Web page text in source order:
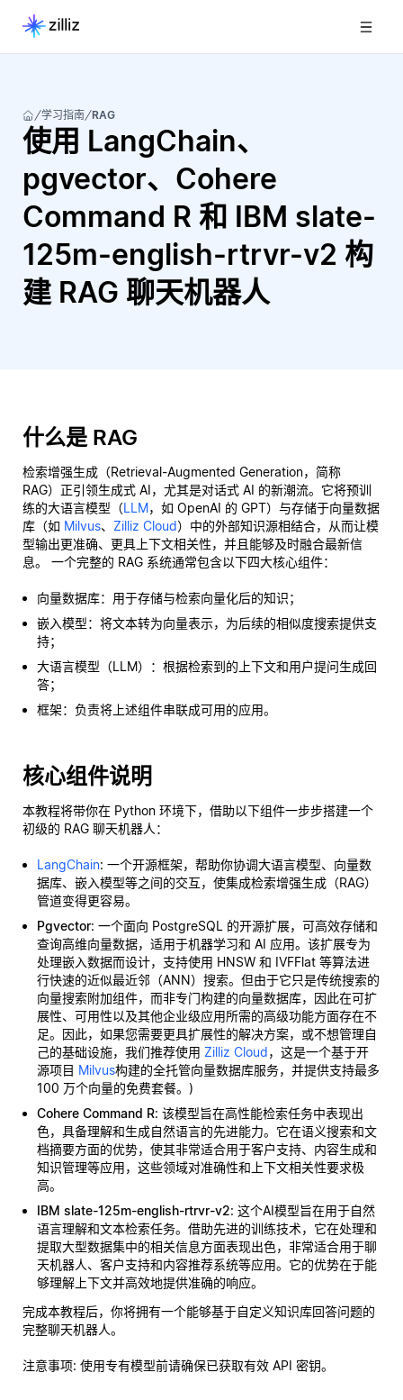
学习指南 RAG
使用 LangChain、
pgvector、Cohere
Command R 和 IBM slate-
125m-english-rtrvr-v2 构
建 RAG 聊天机器人
什么是 RAG
检索增强生成（Retrieval-Augmented Generation，简称
RAG）正引领生成式 AI，尤其是对话式 AI 的新潮流。它将预训
练的大语言模型（LLM，如 OpenAI 的 GPT）与存储于向量数据
库（如 Milvus、 Zilliz Cloud）中的外部知识源相结合，从而让模
型输出更准确、更具上下文相关性，并且能够及时融合最新信
息。 一个完整的 RAG 系统通常包含以下四大核心组件：
向量数据库：用于存储与检索向量化后的知识；
嵌入模型：将文本转为向量表示，为后续的相似度搜索提供支
持；
大语言模型（LLM）：根据检索到的上下文和用户提问生成回
答；
框架：负责将上述组件串联成可用的应用。
核心组件说明
本教程将带你在 Python 环境下，借助以下组件一步步搭建一个
初级的 RAG 聊天机器人：
LangChain: 一个开源框架，帮助你协调大语言模型、向量数
据库、嵌入模型等之间的交互，使集成检索增强生成（RAG）
管道变得更容易。
Pgvector: 一个面向 PostgreSQL 的开源扩展，可高效存储和
查询高维向量数据，适用于机器学习和 AI 应用。该扩展专为
处理嵌入数据而设计，支持使用 HNSW 和 IVFFlat 等算法进
行快速的近似最近邻（ANN）搜索。但由于它只是传统搜索的
向量搜索附加组件，而非专门构建的向量数据库，因此在可扩
展性、可用性以及其他企业级应用所需的高级功能方面存在不
足。因此，如果您需要更具扩展性的解决方案，或不想管理自
己的基础设施，我们推荐使用 Zilliz Cloud，这是一个基于开
源项目 Milvus构建的全托管向量数据库服务，并提供支持最多
100 万个向量的免费套餐。)
Cohere Command R: 该模型旨在高性能检索任务中表现出
色，具备理解和生成自然语言的先进能力。它在语义搜索和文
档摘要方面的优势，使其非常适合用于客户支持、内容生成和
知识管理等应用，这些领域对准确性和上下文相关性要求极
高。
IBM slate-125m-english-rtrvr-v2: 这个AI模型旨在用于自然
语言理解和文本检索任务。借助先进的训练技术，它在处理和
提取大型数据集中的相关信息方面表现出色，非常适合用于聊
天机器人、客户支持和内容推荐系统等应用。它的优势在于能
够理解上下文并高效地提供准确的响应。
完成本教程后，你将拥有一个能够基于自定义知识库回答问题的
完整聊天机器人。
注意事项: 使用专有模型前请确保已获取有效 API 密钥。